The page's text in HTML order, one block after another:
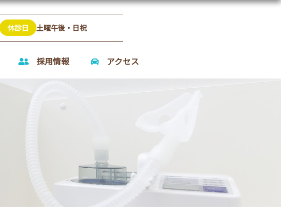
休診日 土曜午後・日祝
採用情報 アクセス